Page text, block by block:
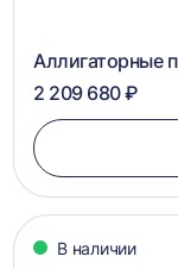
Аллигаторные
2 209 680 ₽
В наличии